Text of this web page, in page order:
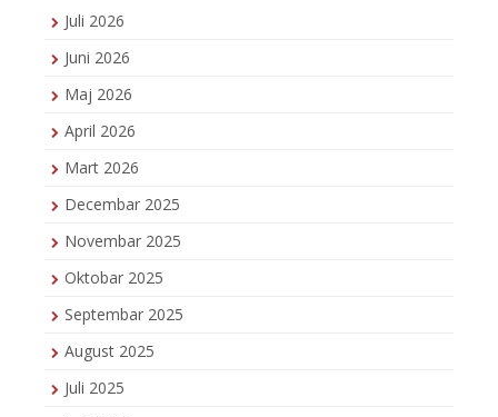
Juli 2026
Juni 2026
Maj 2026
April 2026
Mart 2026
Decembar 2025
Novembar 2025
Oktobar 2025
Septembar 2025
August 2025
Juli 2025